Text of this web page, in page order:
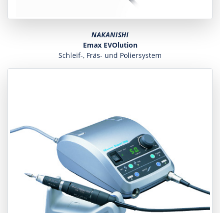
NAKANISHI
Emax EVOlution
Schleif-, Fräs- und Poliersystem